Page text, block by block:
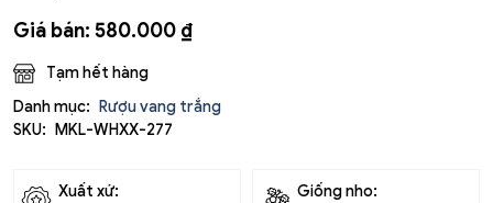
Giá bán: 580.000 ₫
Tạm hết hàng
SKU: MKL-WHXX-277
Danh mục: Rượu vang trắng
Xuất xứ:
Giống nho: